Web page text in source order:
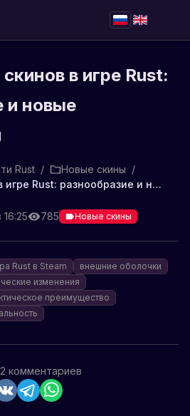
в игре Rust:
и новые
Rust / Новые скины /
Новая партия скинов в игре Rust: разнообразие и новые возможности
785 Новые скины
Rust в Steam
внешние оболочки
изменения
преимущество
2 комментариев